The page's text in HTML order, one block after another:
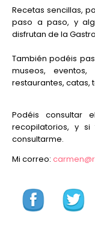
Recetas sencillas,
paso a paso, y
disfrutan de la
También podéis
museos, eventos,
restaurantes, catas,
Podéis consultar
recopilatorios, y
consultarme.
Mi correo: